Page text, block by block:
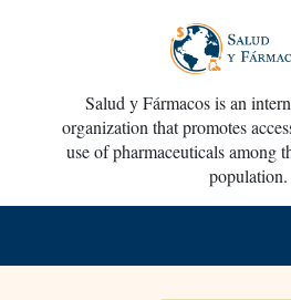
Salud y Fármacos is an
organization that promotes
use of pharmaceuticals among
population.